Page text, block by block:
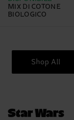
MIX DI COTONE
BIOLOGICO
Shop All
Star Wars